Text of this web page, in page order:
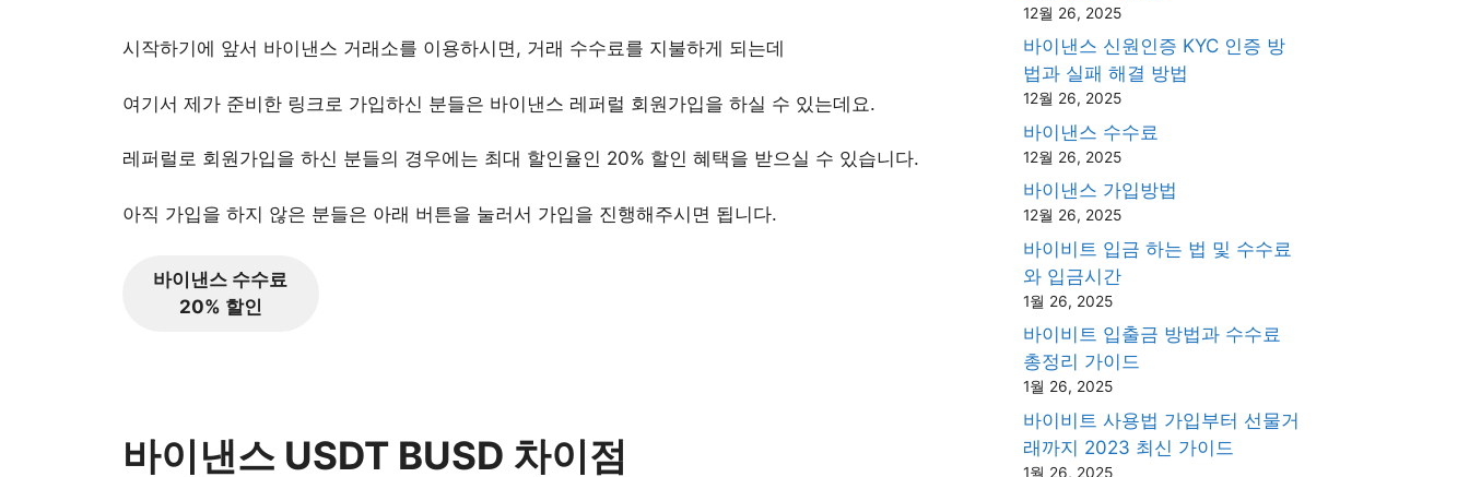
시작하기에 앞서 바이낸스 거래소를 이용하시면, 거래 수수료를 지불하게 되는데
여기서 제가 준비한 링크로 가입하신 분들은 바이낸스 레퍼럴 회원가입을 하실 수 있는데요.
레퍼럴로 회원가입을 하신 분들의 경우에는 최대 할인율인 20% 할인 혜택을 받으실 수 있습니다.
아직 가입을 하지 않은 분들은 아래 버튼을 눌러서 가입을 진행해주시면 됩니다.
바이낸스 수수료
20% 할인
바이낸스 USDT BUSD 차이점
12월 26, 2025
바이낸스 신원인증 KYC 인증 방
법과 실패 해결 방법
12월 26, 2025
바이낸스 수수료
12월 26, 2025
바이낸스 가입방법
12월 26, 2025
바이비트 입금 하는 법 및 수수료
와 입금시간
1월 26, 2025
바이비트 입출금 방법과 수수료
총정리 가이드
1월 26, 2025
바이비트 사용법 가입부터 선물거
래까지 2023 최신 가이드
1월 26, 2025